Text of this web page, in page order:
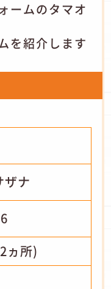
ームのタマオ
を紹介します
ナ
ヵ所)